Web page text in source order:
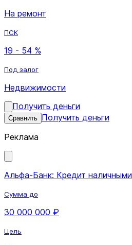
На ремонт
ПСК
19 - 54 %
Под залог
Недвижимости
Получить деньги
Сравнить Получить деньги
Реклама
Альфа-Банк: Кредит наличными
Сумма до
30 000 000 ₽
Цель